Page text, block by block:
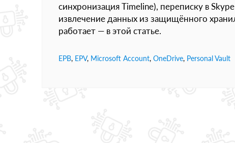
синхронизация Timeline), переписку в
извлечение данных из защищённого
работает — в этой статье.
EPB, EPV, Microsoft Account, OneDrive, Personal Vault